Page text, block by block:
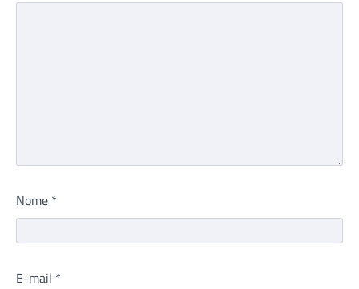
Nome *
E-mail *